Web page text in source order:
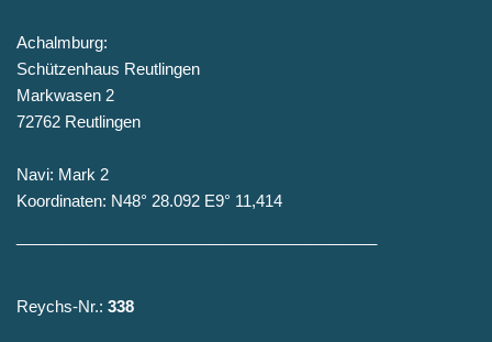
Achalmburg:
Schützenhaus Reutlingen
Markwasen 2
72762 Reutlingen
Navi: Mark 2
Koordinaten: N48° 28.092 E9° 11,414
Reychs-Nr.: 338